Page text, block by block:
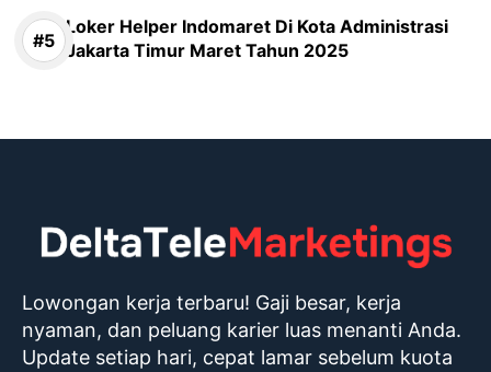
Loker Helper Indomaret Di Kota Administrasi
Jakarta Timur Maret Tahun 2025
Lowongan kerja terbaru! Gaji besar, kerja
nyaman, dan peluang karier luas menanti Anda.
Update setiap hari, cepat lamar sebelum kuota